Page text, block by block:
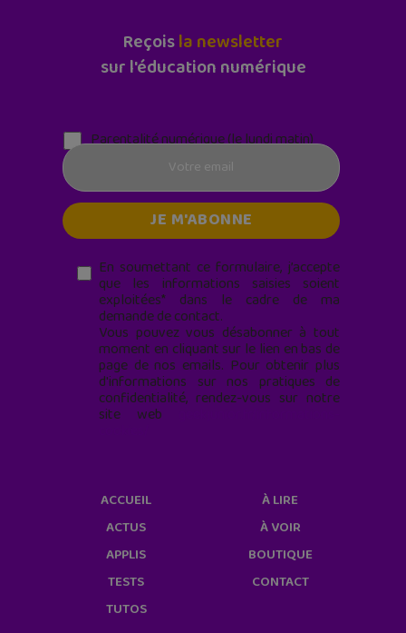
Reçoisla newsletter
sur l'éducation numérique
Parentalité numérique (le lundi matin)
En soumettant ce formulaire, j’accepte
que les informations saisies soient
exploitées* dans le cadre de ma
demande de contact.
Vous pouvez vous désabonner à tout
moment en cliquant sur le lien en bas de
page de nos emails. Pour obtenir plus
d'informations sur nos pratiques de
confidentialité, rendez-vous sur notre
site web
ACCUEIL
ACTUS
APPLIS
TESTS
TUTOS
À LIRE
À VOIR
BOUTIQUE
CONTACT